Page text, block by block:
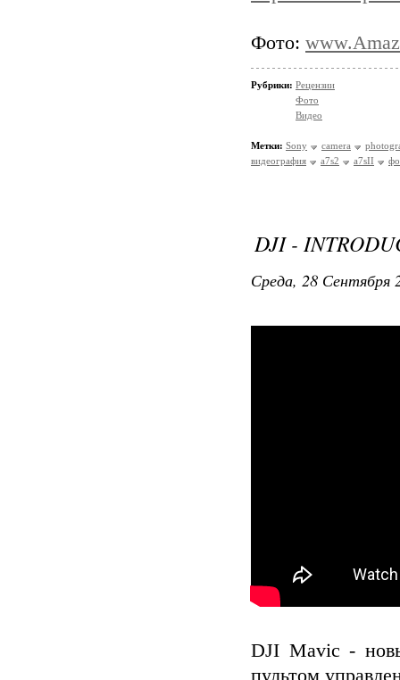
Фото:
Рубрики: Рецензии
Фото
Видео
Метки: Sony camera
видеография
a7s2 a7sII
DJI -
Среда, 28 Сентября
DJI Mavic -
пультом